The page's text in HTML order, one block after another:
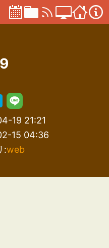
19 21:21
15 04:36
:web